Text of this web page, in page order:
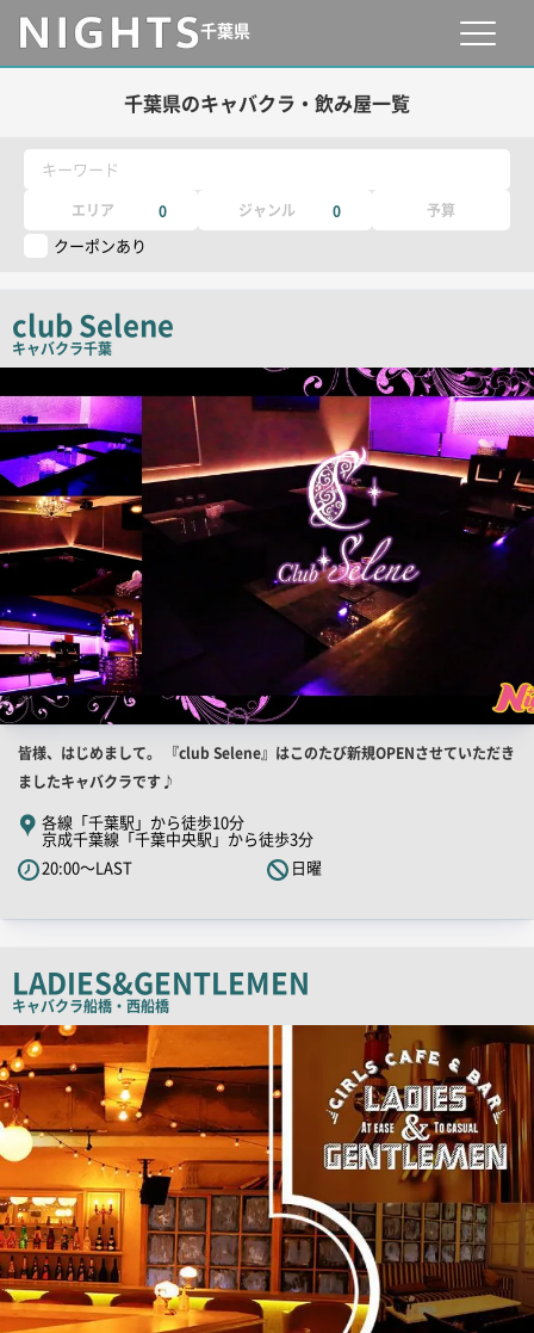
千葉県
千葉県のキャバクラ・飲み屋一覧
キーワード
エリア 0 ジャンル 0 予算
クーポンあり
club Selene
キャバクラ千葉
店
舗
PR
画
店
舗
PR
キ
ャ
チ
ピ
ー
皆様、はじめまして。 『club Selene』はこのたび新規OPENさせていただき
ましたキャバクラです♪
各線「千葉駅」から徒歩10分
京成千葉線「千葉中央駅」から徒歩3分
20:00～LAST
日曜
LADIES&GENTLEMEN
キャバクラ船橋・西船橋
店
舗
PR
画
像